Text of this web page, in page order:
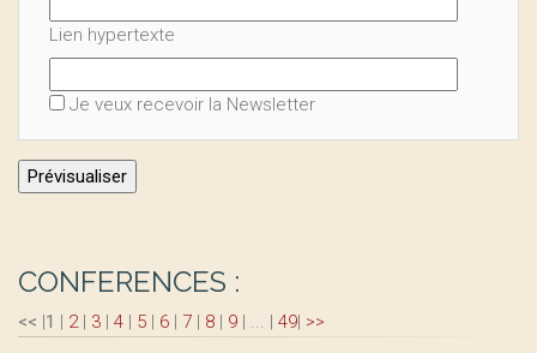
Lien hypertexte
Je veux recevoir la Newsletter
CONFERENCES :
<< |1 | 2| 3 | 4 | 5 | 6 | 7 | 8 | 9 | ... | 49| >>